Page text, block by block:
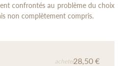
confrontés au problème du choix
non complètement compris.
acheter28,50 €